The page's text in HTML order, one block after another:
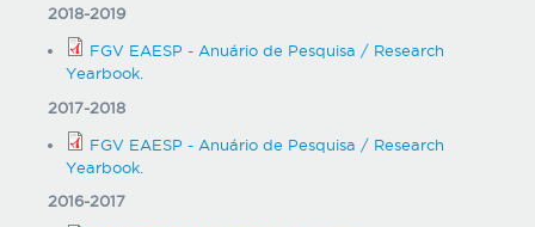
2018-2019
FGV EAESP - Anuário de Pesquisa / Research
Yearbook.
2017-2018
FGV EAESP - Anuário de Pesquisa / Research
Yearbook.
2016-2017